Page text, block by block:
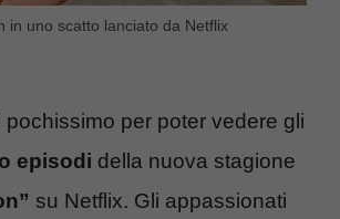
in uno scatto lanciato da Netflix
pochissimo per poter vedere gli
episodi della nuova stagione
su Netflix. Gli appassionati